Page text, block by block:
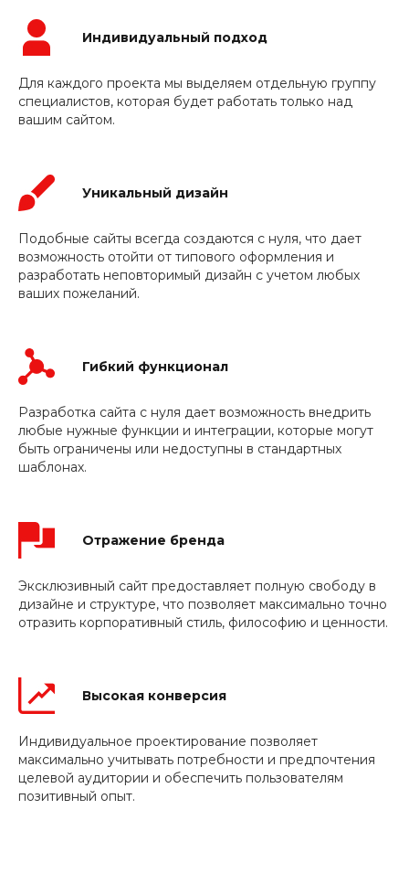
Индивидуальный подход
Для каждого проекта мы выделяем отдельную группу
специалистов, которая будет работать только над
вашим сайтом.
Уникальный дизайн
Подобные сайты всегда создаются с нуля, что дает
возможность отойти от типового оформления и
разработать неповторимый дизайн с учетом любых
ваших пожеланий.
Гибкий функционал
Разработка сайта с нуля дает возможность внедрить
любые нужные функции и интеграции, которые могут
быть ограничены или недоступны в стандартных
шаблонах.
Отражение бренда
Эксклюзивный сайт предоставляет полную свободу в
дизайне и структуре, что позволяет максимально точно
отразить корпоративный стиль, философию и ценности.
Высокая конверсия
Индивидуальное проектирование позволяет
максимально учитывать потребности и предпочтения
целевой аудитории и обеспечить пользователям
позитивный опыт.